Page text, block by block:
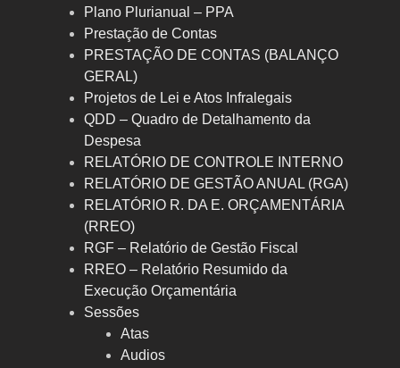
Plano Plurianual – PPA
Prestação de Contas
PRESTAÇÃO DE CONTAS (BALANÇO
GERAL)
Projetos de Lei e Atos Infralegais
QDD – Quadro de Detalhamento da
Despesa
RELATÓRIO DE CONTROLE INTERNO
RELATÓRIO DE GESTÃO ANUAL (RGA)
RELATÓRIO R. DA E. ORÇAMENTÁRIA
(RREO)
RGF – Relatório de Gestão Fiscal
RREO – Relatório Resumido da
Execução Orçamentária
Sessões
Atas
Audios